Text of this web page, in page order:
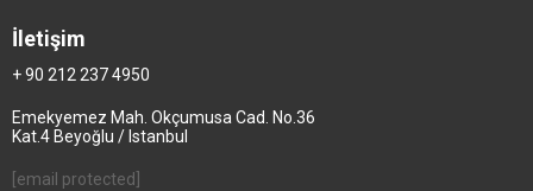
İletişim
+ 90 212 237 4950
Emekyemez Mah. Okçumusa Cad. No.36
Kat.4 Beyoğlu / Istanbul
[email protected]